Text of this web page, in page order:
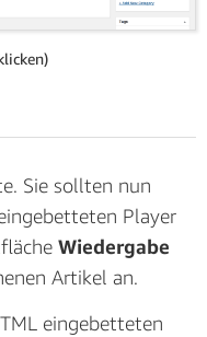
AWS
verfügbar sind, und
können
Stimmen
Sie sollten nun
Player
Wiedergabe
Artikel an.
eingebetteten